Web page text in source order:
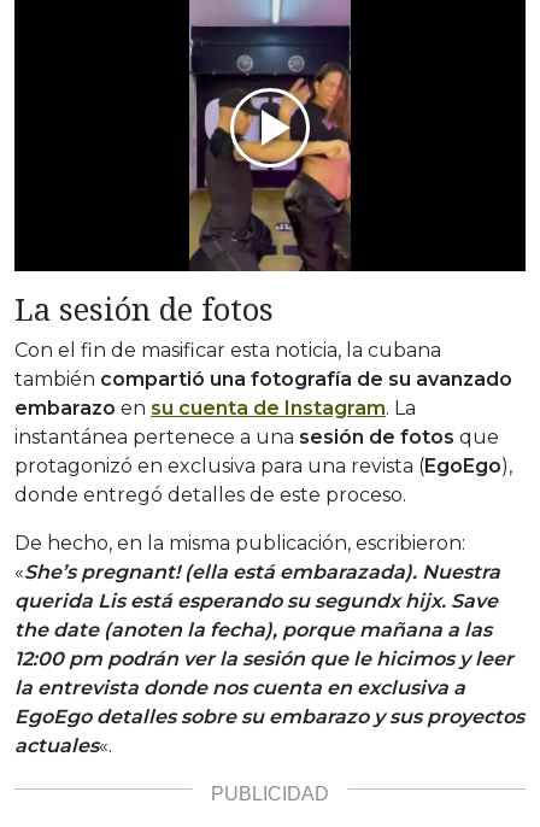
La sesión de fotos
Con el fin de masificar esta noticia, la cubana
también compartió una fotografía de su avanzado
embarazo en su cuenta de Instagram. La
instantánea pertenece a una sesión de fotos que
protagonizó en exclusiva para una revista (EgoEgo),
donde entregó detalles de este proceso.
De hecho, en la misma publicación, escribieron:
«She’s pregnant! (ella está embarazada). Nuestra
querida Lis está esperando su segundx hijx. Save
the date (anoten la fecha), porque mañana a las
12:00 pm podrán ver la sesión que le hicimos y leer
la entrevista donde nos cuenta en exclusiva a
EgoEgo detalles sobre su embarazo y sus proyectos
actuales«.